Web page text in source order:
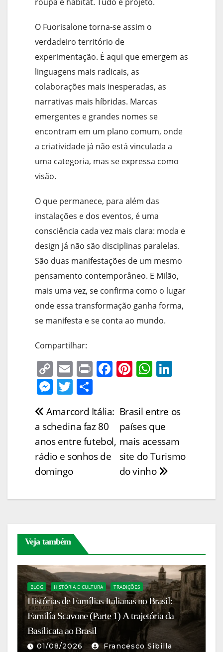
O Fuorisalone torna-se assim o
verdadeiro território de
experimentação. É aqui que emergem as
linguagens mais radicais, as
colaborações mais inesperadas, as
narrativas mais híbridas. Marcas
emergentes e grandes nomes se
encontram em um plano comum, onde
a criatividade já não está vinculada a
uma categoria, mas se expressa como
visão.
O que permanece, para além das
instalações e dos eventos, é uma
consciência cada vez mais clara: moda e
design já não são disciplinas paralelas.
São duas manifestações de um mesmo
pensamento contemporâneo. E Milão,
mais uma vez, se confirma como o lugar
onde essa transformação ganha forma,
se manifesta e se conta ao mundo.
Compartilhar:
C
o
p
y
Li
n
k
E
m
ai
l
Pr F
e
b
o
o
k
Pi
e
st
W
s
A
p
p
e
n
M
ss
e
n
g
er
T
itt
er
h
ar
e
Navegação
de
Post
Brasil entre os
países que
mais acessam
site do Turismo
do vinho
Amarcord Itália:
a schedina faz 80
anos entre futebol,
rádio e sonhos de
domingo
Veja também
BLOG HISTÓRIA E CULTURA TRADIÇÕES
Histórias de Famílias Italianas no Brasil:
Familía Scavone (Parte 1) A trajetória da
Basilicata ao Brasil
01/08/2026 Francesco Sibilla